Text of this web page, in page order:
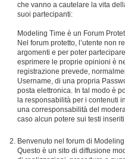
che vanno a cautelare la vita
suoi partecipanti:
Modeling Time è un Forum
Nel forum protetto, l’utente non
argomenti e per poter
esprimere le proprie opinioni è
registrazione prevede,
Username, di una propria
posta elettronica. In tal modo è
la responsabilità per i contenuti
una corresponsabilità del
caso alcun potere sui testi
Benvenuto nel forum di
Questo è un sito di diffusione